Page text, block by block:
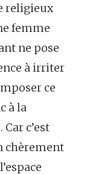
religieux
femme
ne pose
à irriter
ce
à la
c’est
chèrement